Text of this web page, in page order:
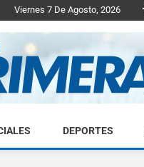
Viernes 7 De Agosto, 2026
DEPORTES